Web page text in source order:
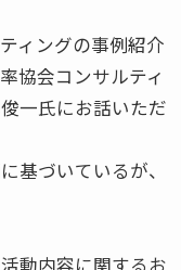
ィングの事例紹介
協会コンサルティ
一氏にお話いただ
基づいているが、
動内容に関するお